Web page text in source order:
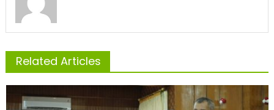
Related Articles